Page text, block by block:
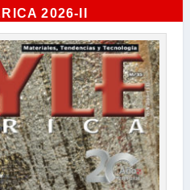
2026-II